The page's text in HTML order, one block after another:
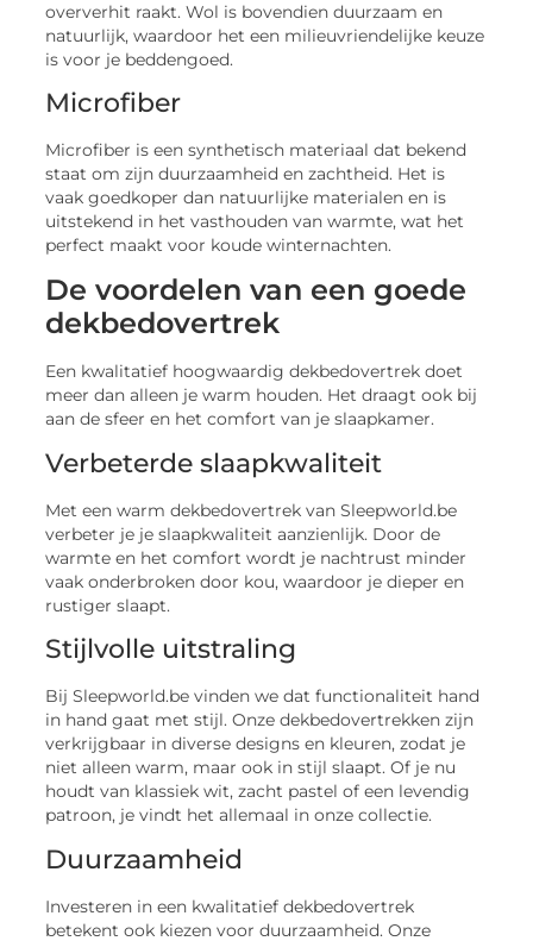
oververhit raakt. Wol is bovendien duurzaam en
natuurlijk, waardoor het een milieuvriendelijke keuze
is voor je beddengoed.
Microfiber
Microfiber is een synthetisch materiaal dat bekend
staat om zijn duurzaamheid en zachtheid. Het is
vaak goedkoper dan natuurlijke materialen en is
uitstekend in het vasthouden van warmte, wat het
perfect maakt voor koude winternachten.
De voordelen van een goede
dekbedovertrek
Een kwalitatief hoogwaardig dekbedovertrek doet
meer dan alleen je warm houden. Het draagt ook bij
aan de sfeer en het comfort van je slaapkamer.
Verbeterde slaapkwaliteit
Met een warm dekbedovertrek van Sleepworld.be
verbeter je je slaapkwaliteit aanzienlijk. Door de
warmte en het comfort wordt je nachtrust minder
vaak onderbroken door kou, waardoor je dieper en
rustiger slaapt.
Stijlvolle uitstraling
Bij Sleepworld.be vinden we dat functionaliteit hand
in hand gaat met stijl. Onze dekbedovertrekken zijn
verkrijgbaar in diverse designs en kleuren, zodat je
niet alleen warm, maar ook in stijl slaapt. Of je nu
houdt van klassiek wit, zacht pastel of een levendig
patroon, je vindt het allemaal in onze collectie.
Duurzaamheid
Investeren in een kwalitatief dekbedovertrek
betekent ook kiezen voor duurzaamheid. Onze